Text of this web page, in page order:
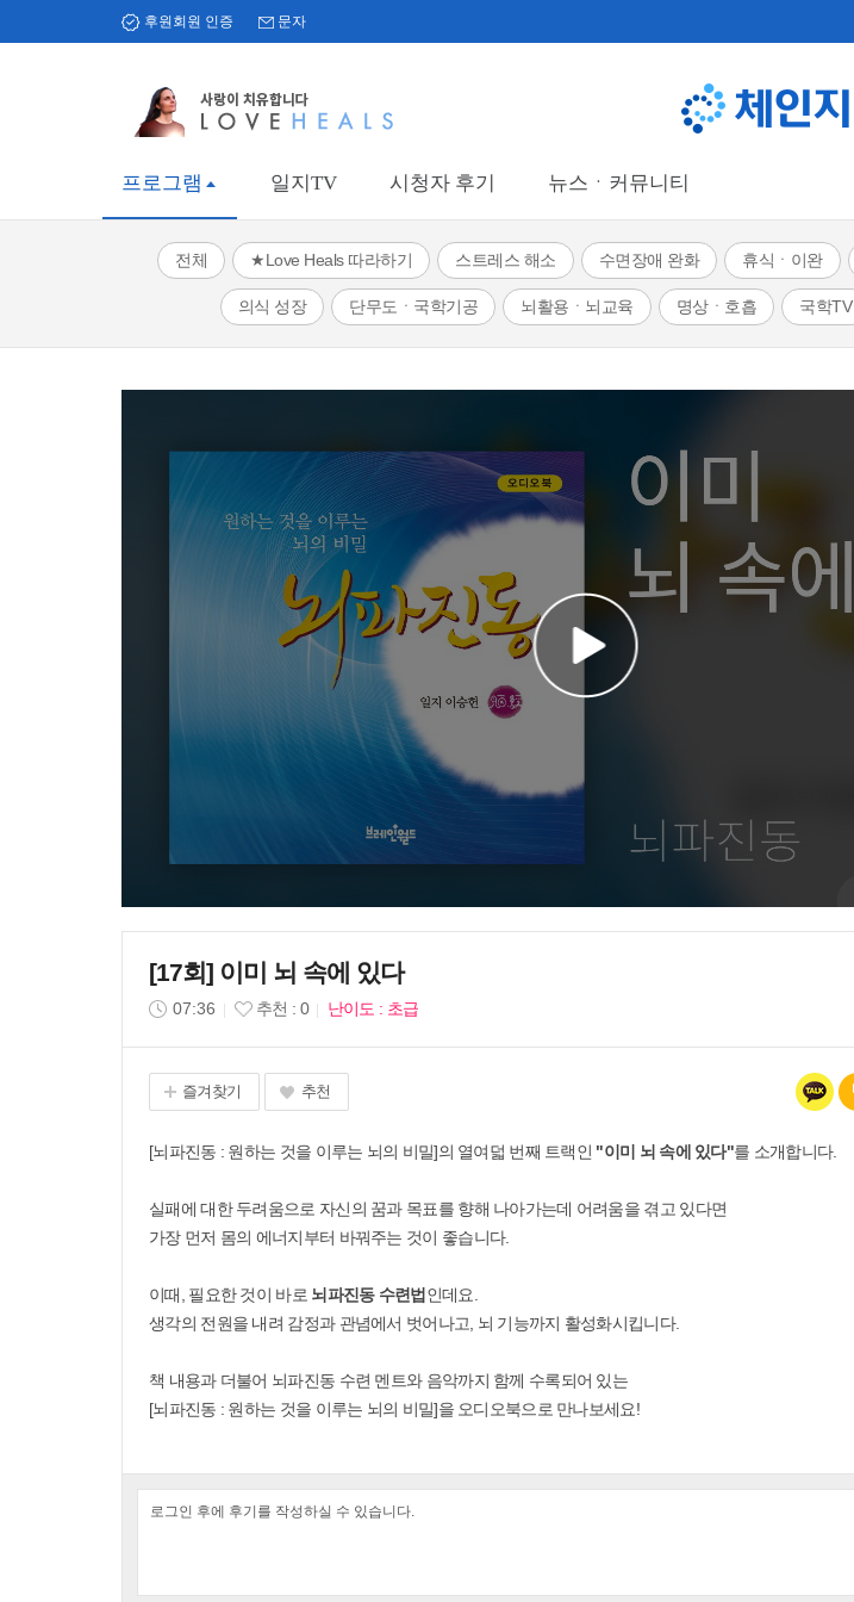
후원회원 인증 문자
프로그램 일지TV 시청자 후기 뉴스ㆍ커뮤니티
전체 ★Love Heals 따라하기 스트레스 해소 수면장애 완화 휴식ㆍ이완
의식 성장 단무도ㆍ국학기공 뇌활용ㆍ뇌교육 명상ㆍ호흡 국학TV
[17회] 이미 뇌 속에 있다
07:36 추천 : 0 난이도 : 초급
즐겨찾기 추천
[뇌파진동 : 원하는 것을 이루는 뇌의 비밀]의 열여덟 번째 트랙인 "이미 뇌 속에 있다"를 소개합니다.
실패에 대한 두려움으로 자신의 꿈과 목표를 향해 나아가는데 어려움을 겪고 있다면
가장 먼저 몸의 에너지부터 바꿔주는 것이 좋습니다.
이때, 필요한 것이 바로 뇌파진동 수련법 인데요.
생각의 전원을 내려 감정과 관념에서 벗어나고, 뇌 기능까지 활성화시킵니다.
책 내용과 더불어 뇌파진동 수련 멘트와 음악까지 함께 수록되어 있는
[뇌파진동 : 원하는 것을 이루는 뇌의 비밀]을 오디오북으로 만나보세요!